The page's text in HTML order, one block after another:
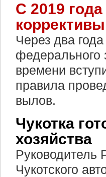
С 2019
коррективы
Через два
федерального
времени
правила
вылов.
Чукотка
хозяйства
Руководитель
Чукотского